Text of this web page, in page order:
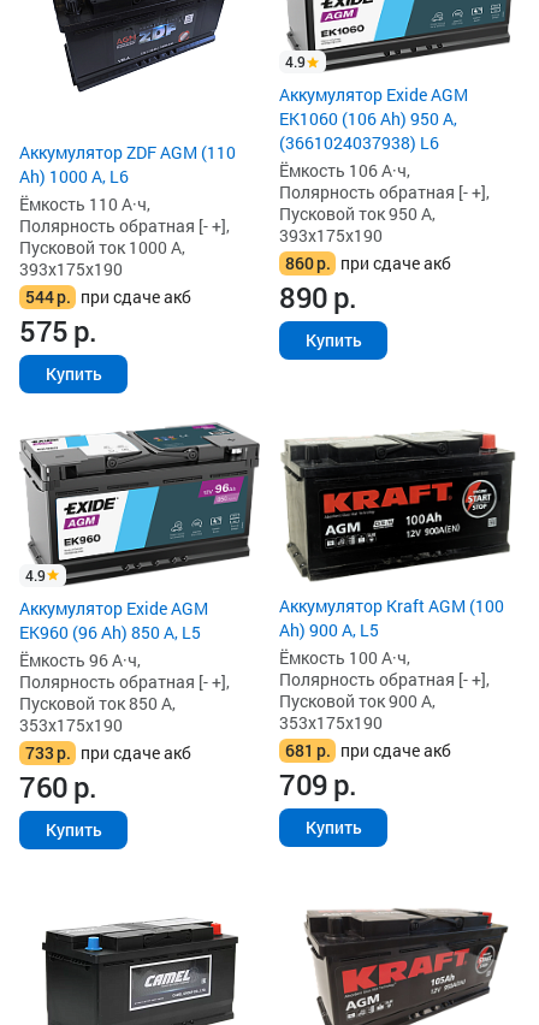
Аккумулятор ZDF AGM (110
Ah) 1000 А, L6
Ёмкость 110 А·ч,
Полярность обратная [- +],
Пусковой ток 1000 А,
393x175x190
544р. при сдаче акб
575р.
Купить
4.9
Аккумулятор Exide AGM
EK1060 (106 Ah) 950 А,
(3661024037938) L6
Ёмкость 106 А·ч,
Полярность обратная [- +],
Пусковой ток 950 А,
393x175x190
860р. при сдаче акб
890р.
Купить
4.9
Аккумулятор Exide AGM
EK960 (96 Ah) 850 А, L5
Ёмкость 96 А·ч,
Полярность обратная [- +],
Пусковой ток 850 А,
353x175x190
733р. при сдаче акб
760р.
Купить
Аккумулятор Kraft AGM (100
Ah) 900 А, L5
Ёмкость 100 А·ч,
Полярность обратная [- +],
Пусковой ток 900 А,
353x175x190
681 р. при сдаче акб
709р.
Купить